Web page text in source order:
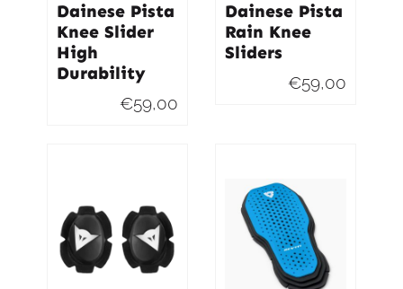
Dainese Pista
Knee Slider
High
Durability
€59,00
Dainese Pista
Rain Knee
Sliders
€59,00